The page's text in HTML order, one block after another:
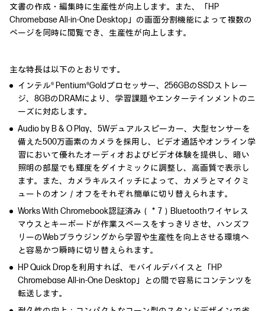
文書の作成・編集時に生産性が向上します。また、「HP
Chromebase All-in-One Desktop」の画面分割機能によって複数の
ページを同時に閲覧でき、生産性が向上します。
主な特長は以下のとおりです。
インテル® Pentium®Goldプロセッサー、256GBのSSDストレー
ジ、8GBのDRAMにより、学習課題やエンターテインメントのニ
ーズに対応します。
Audio by B & O Play、5Wデュアルスピーカー、大型センサーを
備えた500万画素のカメラを採用し、ビデオ通話やオンライン学
習において優れたオーディオおよびビデオ体験を提供し、暗い
照明の部屋でも輝度をダイナミックに調整し、高画質で表示し
ます。また、カメラキルスイッチによって、カメラとマイクミ
ュートのオン／オフをそれぞれ簡単に切り替えられます。
Works With Chromebook認証済み（＊7）Bluetoothワイヤレス
マウスとキーボードが作業スペースをすっきりさせ、ハンズフ
リーのWebブラウジングから学習や生産性を向上させる環境へ
と容易かつ瞬時に切り替えられます。
HP Quick Dropを利用すれば、モバイルデバイスと「HP
Chromebase All-in-One Desktop」との間で容易にコンテンツを
転送します。